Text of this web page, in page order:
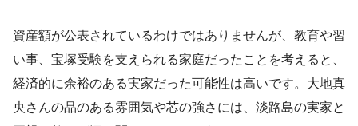
資産額が公表されているわけではありませんが、教育や習
い事、宝塚受験を支えられる家庭だったことを考えると、
経済的に余裕のある実家だった可能性は高いです。大地真
央さんの品のある雰囲気や芯の強さには、淡路島の実家と